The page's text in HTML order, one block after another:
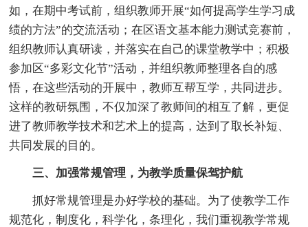
如，在期中考试前，组织教师开展“如何提高学生学习成
绩的方法”的交流活动；在区语文基本能力测试竞赛前，
组织教师认真研读，并落实在自己的课堂教学中；积极
参加区“多彩文化节”活动，并组织教师整理各自的感
悟，在这些活动的开展中，教师互帮互学，共同进步。
这样的教研氛围，不仅加深了教师间的相互了解，更促
进了教师教学技术和艺术上的提高，达到了取长补短、
共同发展的目的。
三、加强常规管理，为教学质量保驾护航
抓好常规管理是办好学校的基础。为了使教学工作
规范化，制度化，科学化，条理化，我们重视教学常规